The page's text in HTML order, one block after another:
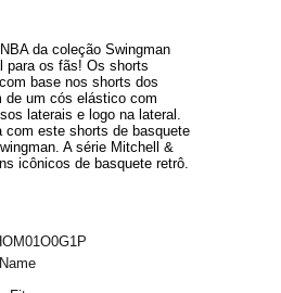
da coleção Swingman
para os fãs! Os shorts
base nos shorts dos
de um cós elástico com
laterais e logo na lateral.
com este shorts de basquete
A série Mitchell &
icônicos de basquete retrô.